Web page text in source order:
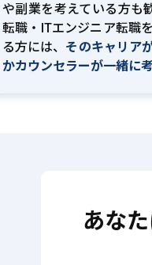
や副業を考えている方も
転職・ITエンジニア転職
る方には、 そのキャリア
かカウンセラーが一緒に考
あな